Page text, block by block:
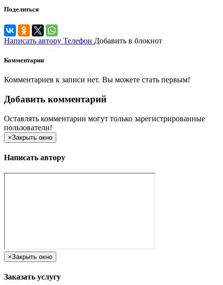
Поделиться
Написать автору Телефон Добавить в блокнот
Комментарии
Комментариев к записи нет. Вы можете стать первым!
Добавить комментарий
Оставлять комментарии могут только зарегистрированные
пользователи!
×Закрыть окно
Написать автору
×Закрыть окно
Заказать услугу